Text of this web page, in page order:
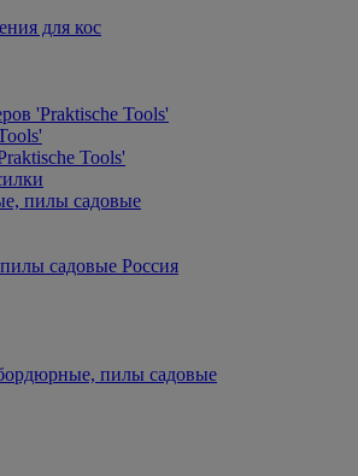
для кос
'Praktische Tools'
Tools'
пилы садовые
садовые Россия
пилы садовые